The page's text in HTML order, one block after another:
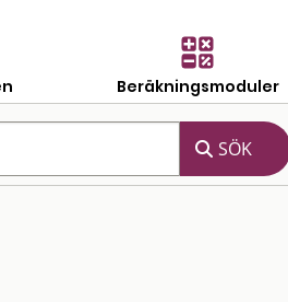
Beräkningsmoduler